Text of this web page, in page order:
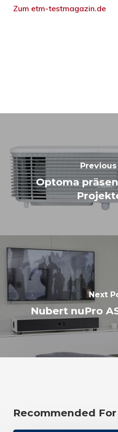
Zum etm-testmagazin.de
Optoma
Next
Nubert nuPro
Recommended For